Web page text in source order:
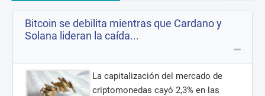
Bitcoin se debilita mientras que Cardano y
Solana lideran la caída...
La capitalización del mercado de
criptomonedas cayó 2,3% en las